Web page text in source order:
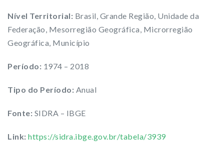
Nível Territorial: Brasil, Grande Região, Unidade da
Federação, Mesorregião Geográfica, Microrregião
Geográfica, Município
Período: 1974 – 2018
Tipo do Período: Anual
Fonte: SIDRA – IBGE
Link: https://sidra.ibge.gov.br/tabela/3939